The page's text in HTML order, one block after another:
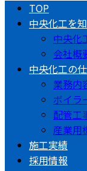
TOP
中央化工を
中央化
会社概
中央化工の
業務内
ボイラ
配管
産業用
施工実績
採用情報